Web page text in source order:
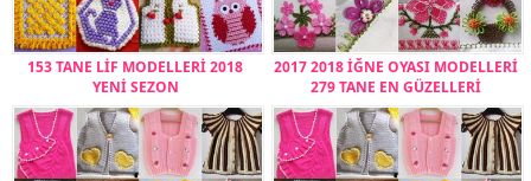
153 TANE LİF MODELLERİ 2018
YENİ SEZON
2017 2018 İĞNE OYASI MODELLERİ
279 TANE EN GÜZELLERİ